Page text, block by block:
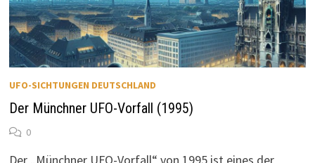
UFO-SICHTUNGEN DEUTSCHLAND
Der Münchner UFO-Vorfall (1995)
0
Der „Münchner UFO-Vorfall“ von 1995 ist eines der